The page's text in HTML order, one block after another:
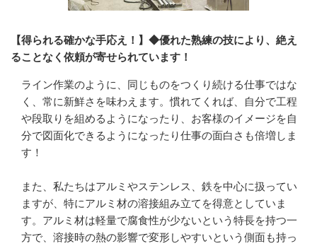
【得られる確かな手応え！】◆優れた熟練の技により、絶え
ることなく依頼が寄せられています！
ライン作業のように、同じものをつくり続ける仕事ではな
く、常に新鮮さを味わえます。慣れてくれば、自分で工程
や段取りを組めるようになったり、お客様のイメージを自
分で図面化できるようになったり仕事の面白さも倍増しま
す！
また、私たちはアルミやステンレス、鉄を中心に扱ってい
ますが、特にアルミ材の溶接組み立てを得意としていま
す。アルミ材は軽量で腐食性が少ないという特長を持つ一
方で、溶接時の熱の影響で変形しやすいという側面も持っ